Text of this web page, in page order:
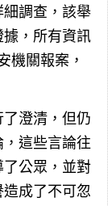
調查，該舉
，所有資訊
機關報案，
了澄清，但仍
這些言論往
公眾，並對
成了不可忽